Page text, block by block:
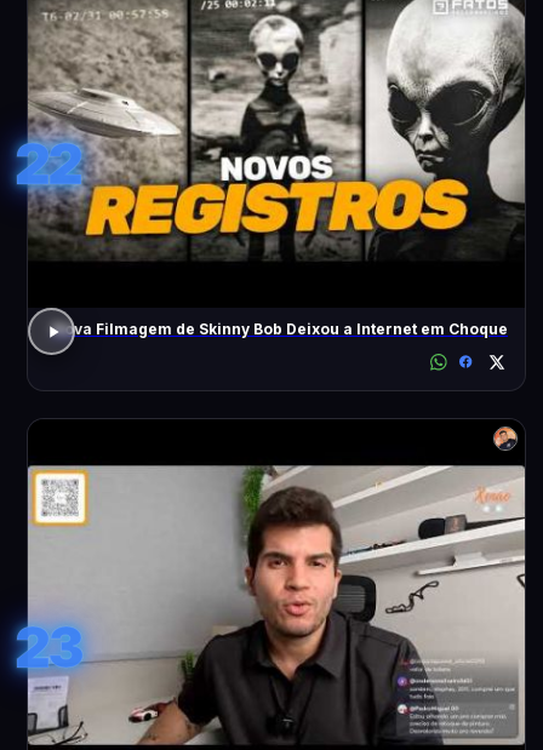
22
Nova Filmagem de Skinny Bob Deixou a Internet em Choque
23